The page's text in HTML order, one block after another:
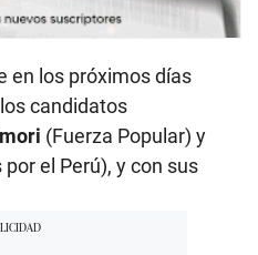
en los próximos días
candidatos
(Fuerza Popular) y
el Perú), y con sus